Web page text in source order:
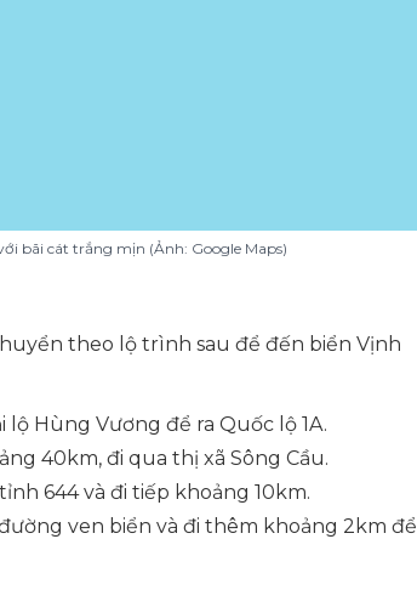
bãi cát trắng mịn (Ảnh: Google Maps)
theo lộ trình sau để đến biển Vịnh
Hùng Vương để ra Quốc lộ 1A.
40km, đi qua thị xã Sông Cầu.
644 và đi tiếp khoảng 10km.
ven biển và đi thêm khoảng 2km để